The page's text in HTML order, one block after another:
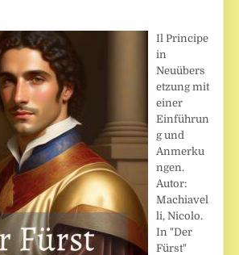
Il Principe
in
Neuübers
etzung mit
einer
Einführun
g und
Anmerku
ngen.
Autor:
Machiavel
li, Nicolo.
In "Der
Fürst"